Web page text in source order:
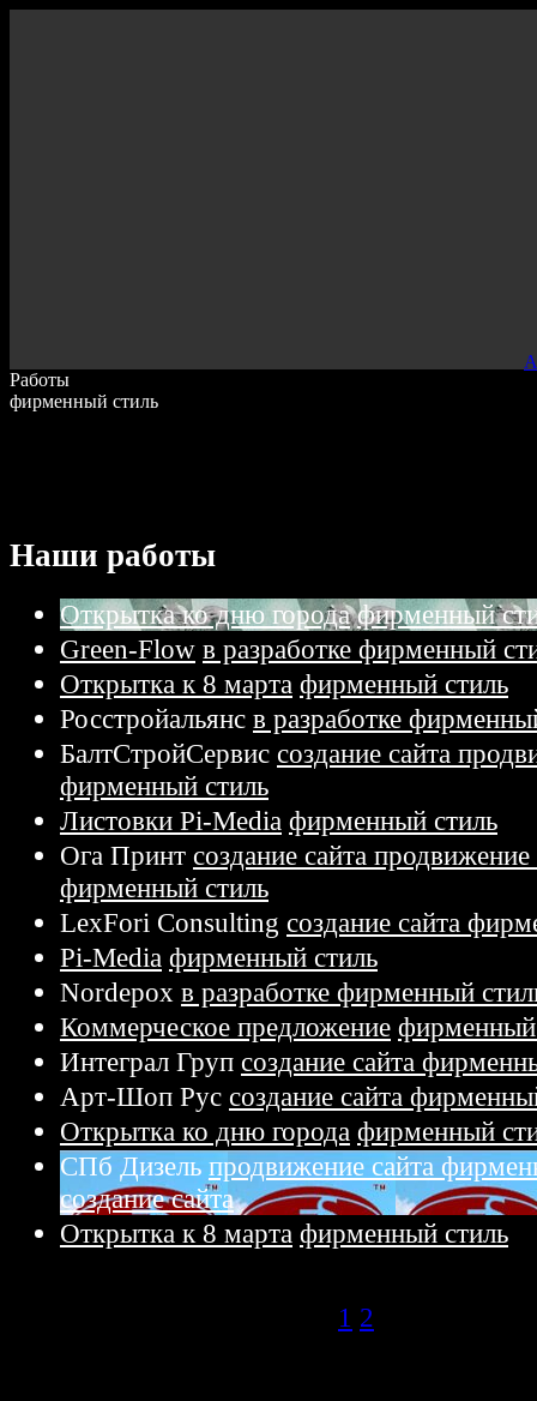
Работы
фирменный стиль
Наши работы
Открытка ко дню города фирменный
Green-Flow в разработке фирменный
Открытка к 8 марта фирменный стиль
Росстройальянс в разработке
БалтСтройСервис создание сайта
фирменный стиль
Листовки Pi-Media фирменный стиль
Ога Принт создание сайта продвижение
фирменный стиль
LexFori Consulting создание сайта
Pi-Media фирменный стиль
Nordepox в разработке фирменный
Коммерческое предложение фирменный
Интеграл Груп создание сайта
Арт-Шоп Рус создание сайта
Открытка ко дню города фирменный
СПб Дизель продвижение сайта
создание сайта
Открытка к 8 марта фирменный стиль
1 2